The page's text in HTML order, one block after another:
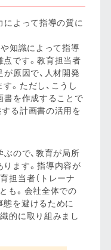
によって指導の質に
知識によって指導
です。教育担当者
が原因で、人材開発
。ただし、こうし
書を作成することで
る計画書の活用を
ので、教育が局所
ます。指導内容が
担当者（トレーナ
も。会社全体での
を避けるために
的に取り組みまし